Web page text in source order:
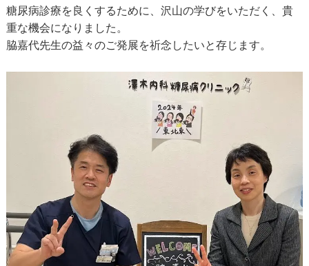
糖尿病診療を良くするために、沢山の学びをいただく、貴
重な機会になりました。
脇嘉代先生の益々のご発展を祈念したいと存じます。